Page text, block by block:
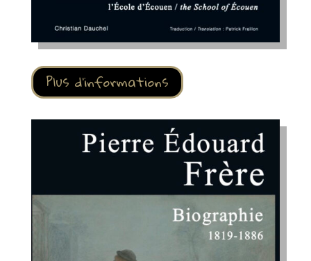
Plus d'informations